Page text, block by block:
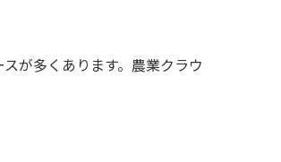
が多くあります。農業クラウ